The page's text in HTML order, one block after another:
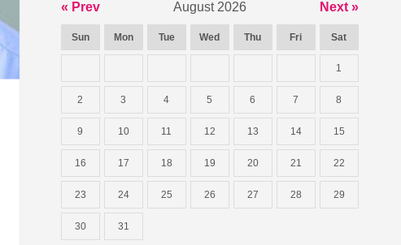
« Prev August 2026 Next »
Sun Mon Tue Wed Thu Fri Sat
1
2 3 4 5 6 7 8
9 10 11 12 13 14 15
16 17 18 19 20 21 22
23 24 25 26 27 28 29
30 31